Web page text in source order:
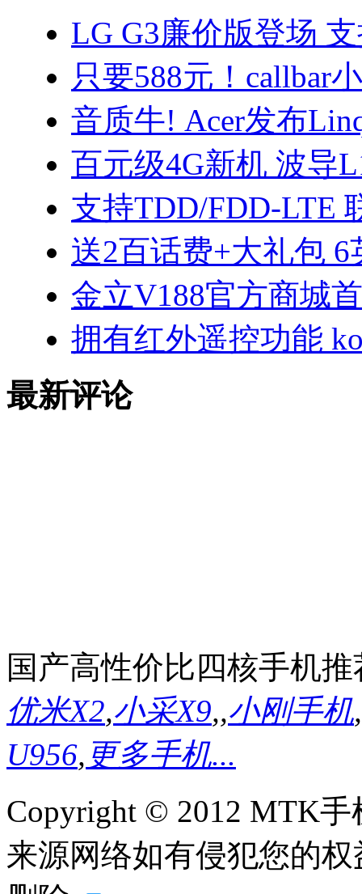
LG G3廉价版登场
只要588元！callbar
音质牛! Acer发布
百元级4G新机 波导
支持TDD/FDD-LTE
送2百话费+大礼包
金立V188官方商城
拥有红外遥控功能
最新评论
国产高性价比四核手机推
优米X2,小采X9,,小刚手机,
U956, 更多手机...
Copyright © 2012 MTK
来源网络如有侵犯您的